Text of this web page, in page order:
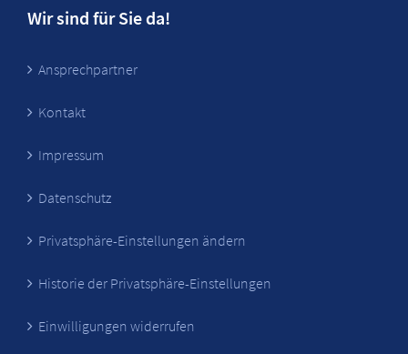
Wir sind für Sie da!
Ansprechpartner
Kontakt
Impressum
Datenschutz
Privatsphäre-Einstellungen ändern
Historie der Privatsphäre-Einstellungen
Einwilligungen widerrufen